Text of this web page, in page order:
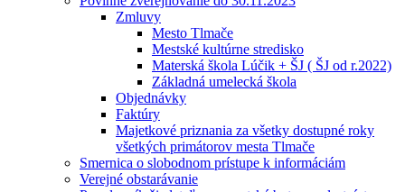
Zmluvy
Mesto Tlmače
Mestské kultúrne stredisko
Materská škola Lúčik + ŠJ ( ŠJ od r.2022)
Základná umelecká škola
Objednávky
Faktúry
Majetkové priznania za všetky dostupné roky
všetkých primátorov mesta Tlmače
Smernica o slobodnom prístupe k informáciám
Verejné obstarávanie